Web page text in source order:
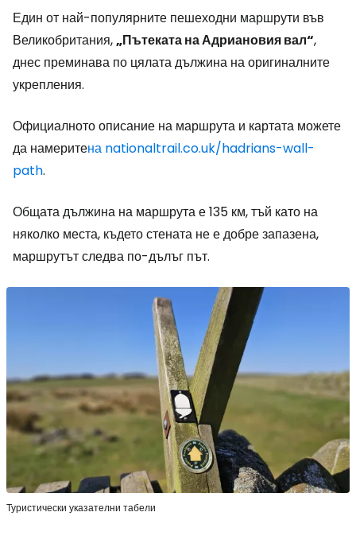
Един от най-популярните пешеходни маршрути във
Великобритания,„Пътеката на Адриановия вал“,
днес преминава по цялата дължина на оригиналните
укрепления.
Официалното описание на маршрута и картата можете
да намеритена nationaltrail.co.uk/hadrians-wall-
path.
Общата дължина на маршрута е 135 км, тъй като на
няколко места, където стената не е добре запазена,
маршрутът следва по-дълъг път.
Туристически указателни табели